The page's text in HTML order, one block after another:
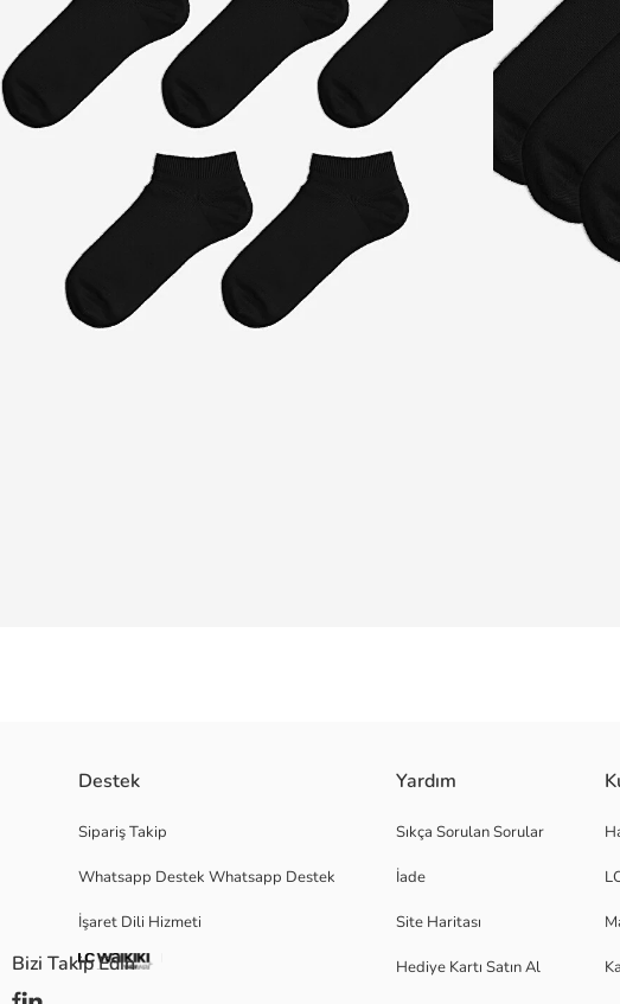
Pamuk karışımlı elyaftan üretilen patik çoraplar, yumuşak ve konforlu bir dokuya
Paket İçeriği:
Destek
Sipariş Takip
Whatsapp Destek Whatsapp Destek
İşaret Dili Hizmeti
Yardım
Sıkça Sorulan Sorular
İade
Site Haritası
Hediye Kartı Satın Al
Bizi Takip Edin